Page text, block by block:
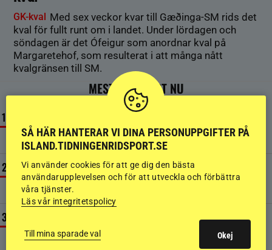
GK-kval Med sex veckor kvar till Gæðinga-SM rids det
kval för fullt runt om i landet. Under lördagen och
söndagen är det Ófeigur som anordnar kval på
Margaretehof, som resulterat i att många nått
kvalgränsen till SM.
MEST LÄST JUST NU
Mannen som förändrade hästvärlden för alltid är död
3 AUGUSTI
NYHETER
Islandshäst påkörd – ryttaren skadad
30 JULI
Johan Häggberg inför NM: ”Slagit mig hur jämnt det
kommer vara”
SÅ HÄR HANTERAR VI DINA PERSONUPPGIFTER PÅ
ISLAND.TIDNINGENRIDSPORT.SE
Vi använder cookies för att ge dig den bästa
användarupplevelsen och för att utveckla och förbättra
våra tjänster.
Läs vår integritetspolicy
Till mina sparade val Okej